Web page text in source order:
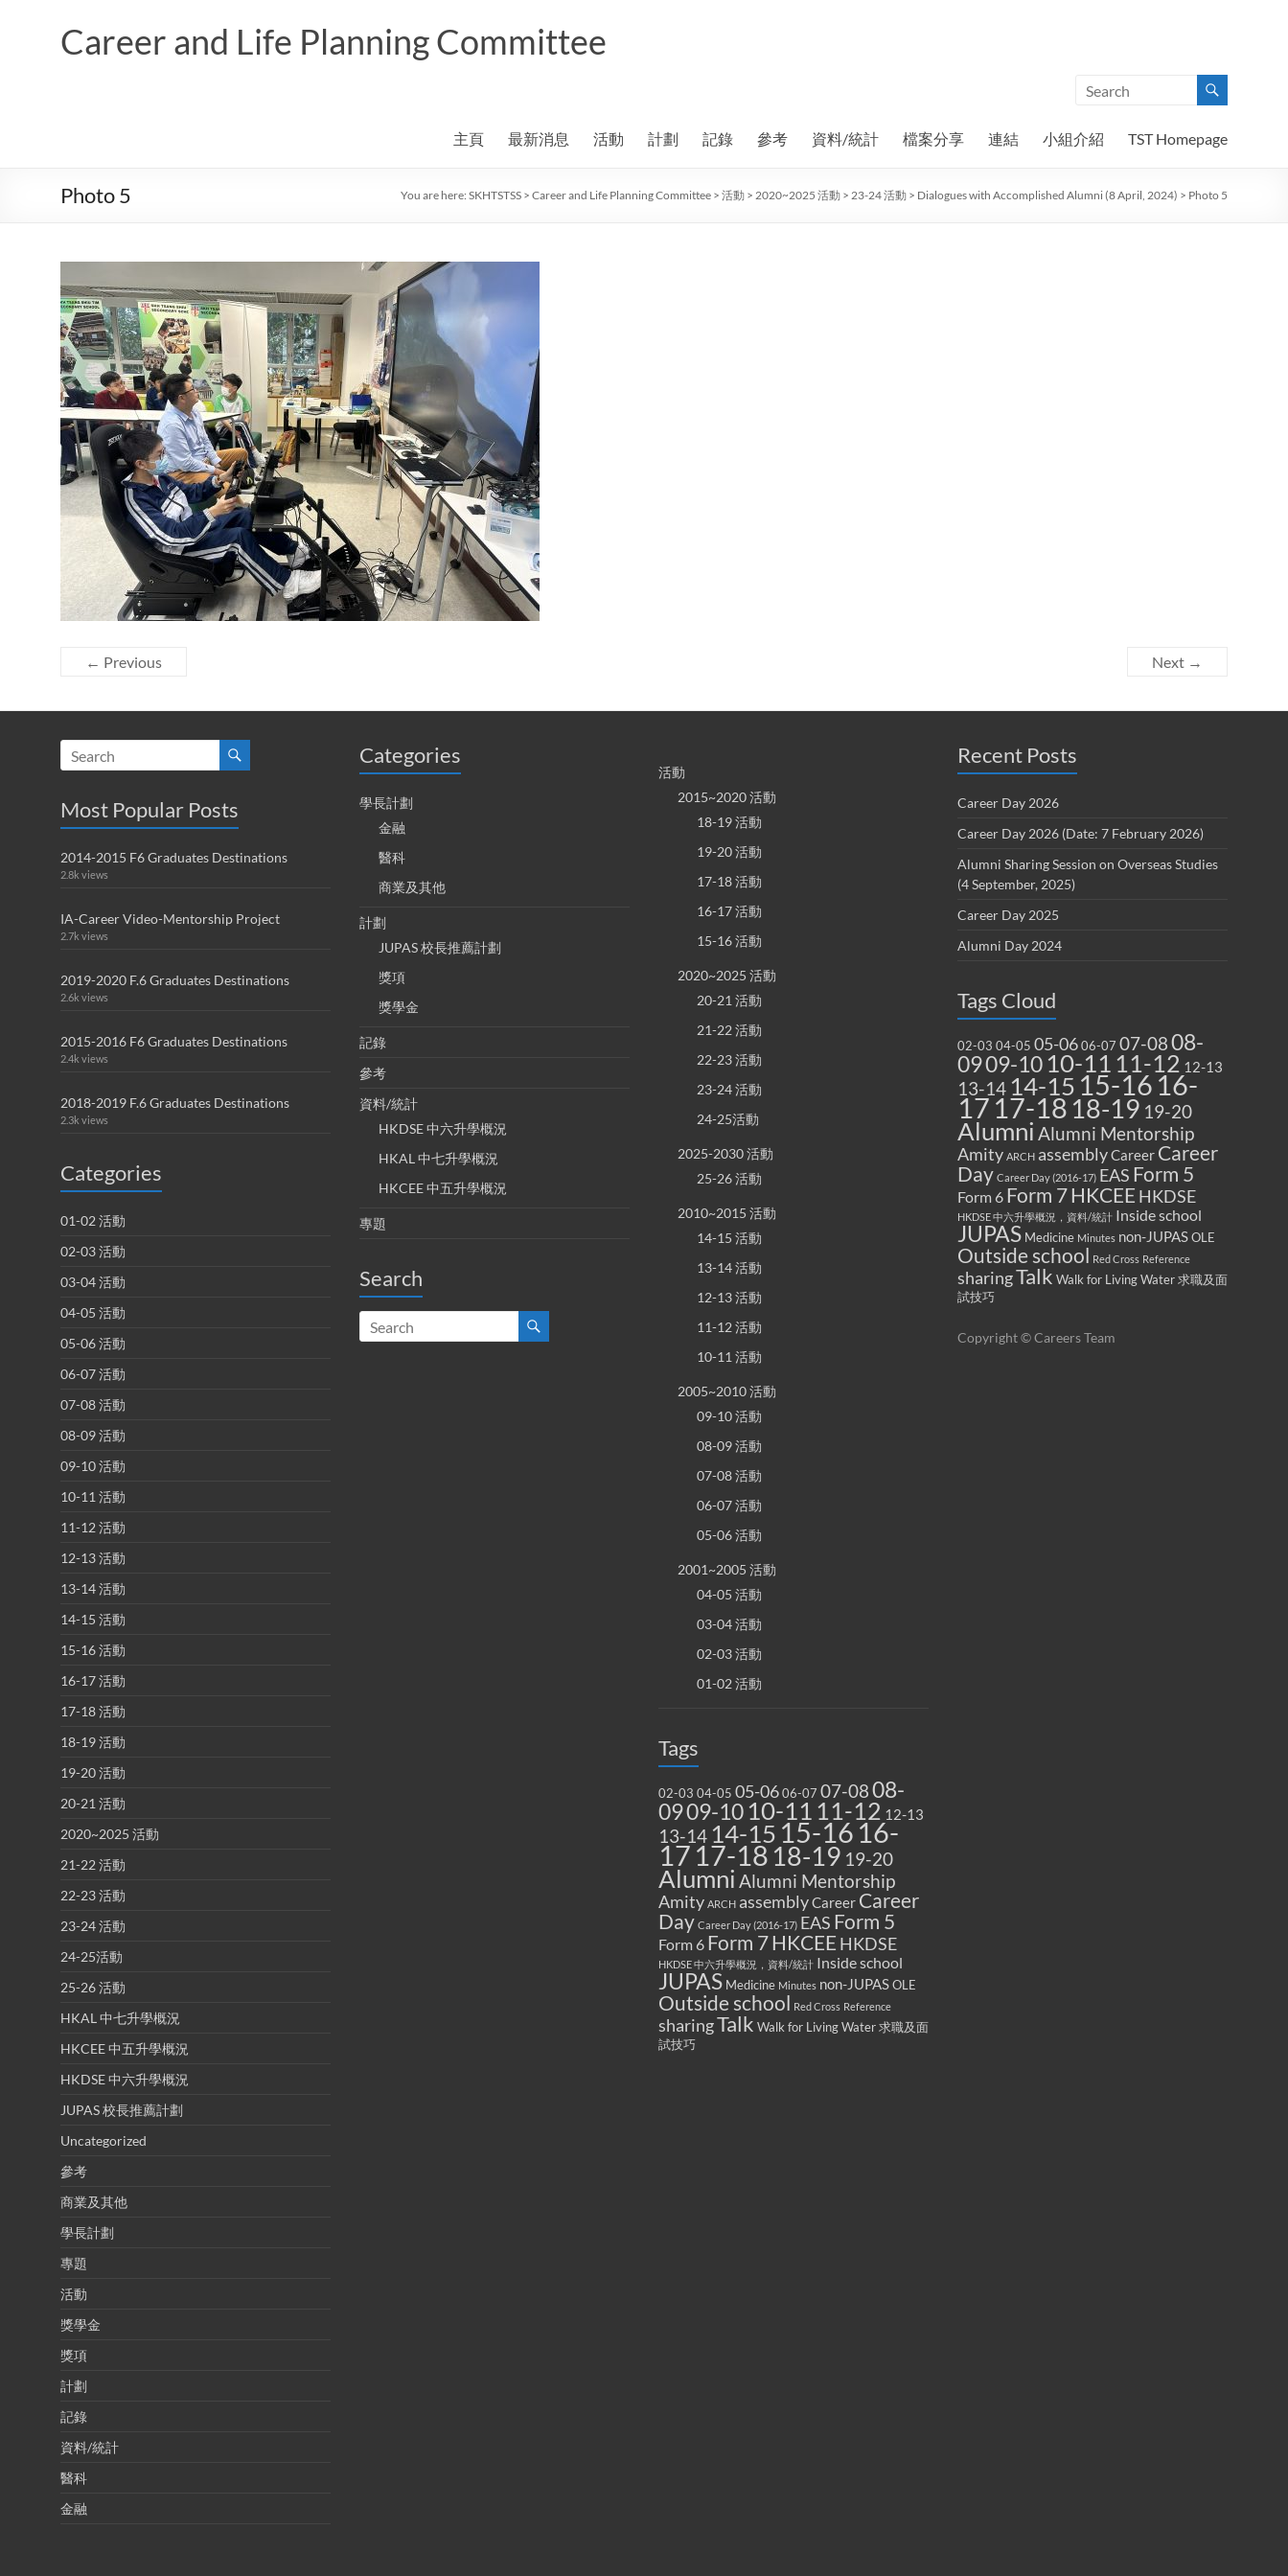
Career and Life Planning Committee
主頁 最新消息 活動 計劃 記錄 參考 資料/統計 檔案分享 連結 小組介紹 TST Homepage
Photo 5 You are here: SKHTSTSS > Career and Life Planning Committee > 活動 > 2020~2025 活動 > 23-24 活動 > Dialogues with Accomplished Alumni (8 April, 2024) > Photo 5
← Previous Next →
Most Popular Posts
2014-2015 F6 Graduates Destinations
2.8k views
IA-Career Video-Mentorship Project
2.7k views
2019-2020 F.6 Graduates Destinations
2.6k views
2015-2016 F6 Graduates Destinations
2.4k views
2018-2019 F.6 Graduates Destinations
2.3k views
Categories
01-02 活動
02-03 活動
03-04 活動
04-05 活動
05-06 活動
06-07 活動
07-08 活動
08-09 活動
09-10 活動
10-11 活動
11-12 活動
12-13 活動
13-14 活動
14-15 活動
15-16 活動
16-17 活動
17-18 活動
18-19 活動
19-20 活動
20-21 活動
2020~2025 活動
21-22 活動
22-23 活動
23-24 活動
24-25活動
25-26 活動
HKAL 中七升學概況
HKCEE 中五升學概況
HKDSE 中六升學概況
JUPAS 校長推薦計劃
Uncategorized
參考
商業及其他
學長計劃
專題
活動
獎學金
獎項
計劃
記錄
資料/統計
醫科
金融
Categories
學長計劃
金融
醫科
商業及其他
計劃
JUPAS 校長推薦計劃
獎項
獎學金
記錄
參考
資料/統計
HKDSE 中六升學概況
HKAL 中七升學概況
HKCEE 中五升學概況
專題
Search
活動
2015~2020 活動
18-19 活動
19-20 活動
17-18 活動
16-17 活動
15-16 活動
2020~2025 活動
20-21 活動
21-22 活動
22-23 活動
23-24 活動
24-25活動
2025-2030 活動
25-26 活動
2010~2015 活動
14-15 活動
13-14 活動
12-13 活動
11-12 活動
10-11 活動
2005~2010 活動
09-10 活動
08-09 活動
07-08 活動
06-07 活動
05-06 活動
2001~2005 活動
04-05 活動
03-04 活動
02-03 活動
01-02 活動
Tags
02-03 04-05 05-0606-07 07-0808-
0909-10 10-11 11-12 12-13
13-14 14-15 15-16 16-
17 17-18 18-19 19-20
Alumni Alumni Mentorship
Amity ARCH assemblyCareer Career
Day Career Day (2016-17) EAS Form 5
Form 6 Form 7HKCEE HKDSE
HKDSE 中六升學概況，資料/統計 Inside school
JUPAS Medicine Minutes non-JUPASOLE
Outside school Red Cross Reference
sharingTalk Walk for Living Water求職及面
試技巧
Recent Posts
Career Day 2026
Career Day 2026 (Date: 7 February 2026)
Alumni Sharing Session on Overseas Studies
(4 September, 2025)
Career Day 2025
Alumni Day 2024
Tags Cloud
02-03 04-05 05-0606-07 07-0808-
0909-10 10-11 11-12 12-13
13-14 14-15 15-16 16-
17 17-18 18-19 19-20
Alumni Alumni Mentorship
Amity ARCH assemblyCareer Career
Day Career Day (2016-17) EAS Form 5
Form 6 Form 7HKCEE HKDSE
HKDSE 中六升學概況，資料/統計 Inside school
JUPAS Medicine Minutes non-JUPASOLE
Outside school Red Cross Reference
sharingTalk Walk for Living Water求職及面
試技巧
Copyright © Careers Team